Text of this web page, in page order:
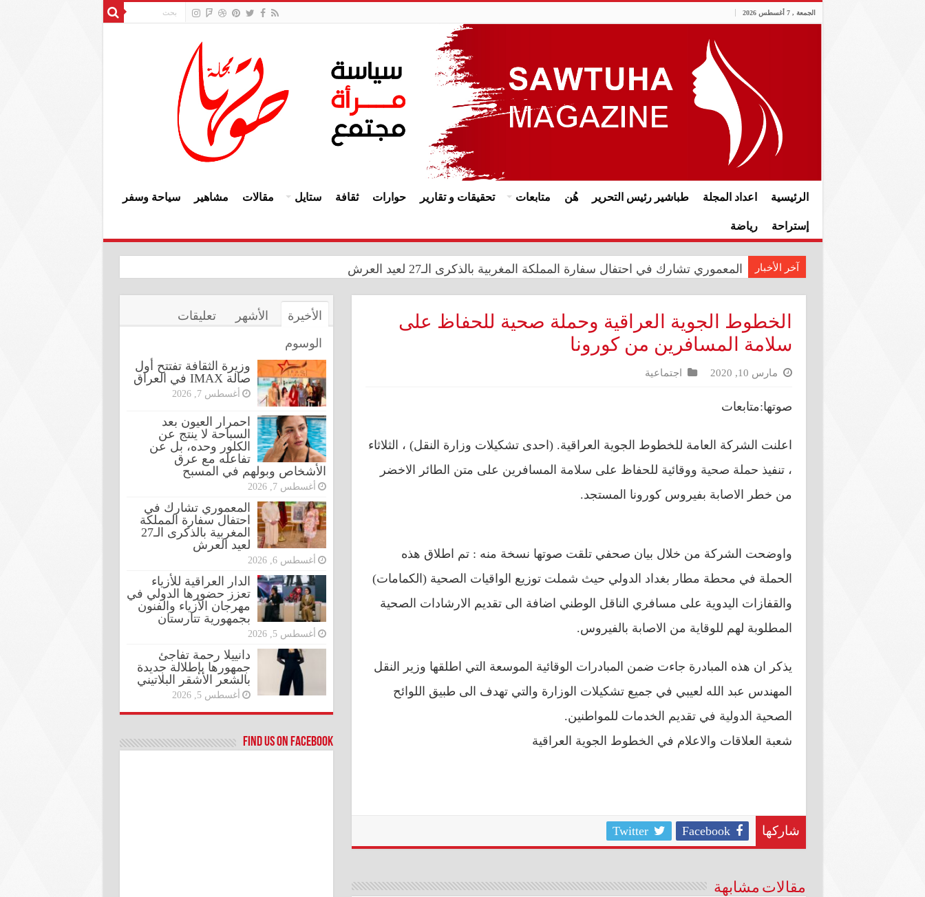
الجمعة , 7 أغسطس 2026
الرئيسية اعداد المجلة طباشير رئيس التحرير هُن متابعات تحقيقات و تقارير حوارات ثقافة ستايل مقالات مشاهير سياحة وسفر
إستراحة رياضة
آخر الأخبار المعموري تشارك في احتفال سفارة المملكة المغربية بالذكرى الـ27 لعيد العرش
الخطوط الجوية العراقية وحملة صحية للحفاظ على
سلامة المسافرين من كورونا
مارس 10, 2020 اجتماعية
صوتها:متابعات
اعلنت الشركة العامة للخطوط الجوية العراقية. (احدى تشكيلات وزارة النقل) ، الثلاثاء
، تنفيذ حملة صحية ووقائية للحفاظ على سلامة المسافرين على متن الطائر الاخضر
من خطر الاصابة بفيروس كورونا المستجد.
واوضحت الشركة من خلال بيان صحفي تلقت صوتها نسخة منه : تم اطلاق هذه
الحملة في محطة مطار بغداد الدولي حيث شملت توزيع الواقيات الصحية (الكمامات)
والقفازات اليدوية على مسافري الناقل الوطني اضافة الى تقديم الارشادات الصحية
المطلوبة لهم للوقاية من الاصابة بالفيروس.
يذكر ان هذه المبادرة جاءت ضمن المبادرات الوقائية الموسعة التي اطلقها وزير النقل
المهندس عبد الله لعيبي في جميع تشكيلات الوزارة والتي تهدف الى طبيق اللوائح
الصحية الدولية في تقديم الخدمات للمواطنين.
شعبة العلاقات والاعلام في الخطوط الجوية العراقية
شاركها Facebook
Twitter
مقالات مشابهة
الأخيرة الأشهر
تعليقات
الوسوم
وزيرة الثقافة تفتتح أول
صالة IMAX في العراق
أغسطس 7, 2026
احمرار العيون بعد
السباحة لا ينتج عن
الكلور وحده، بل عن
تفاعله مع عرق
الأشخاص وبولهم في المسبح
أغسطس 7, 2026
المعموري تشارك في
احتفال سفارة المملكة
المغربية بالذكرى الـ27
لعيد العرش
أغسطس 6, 2026
الدار العراقية للأزياء
تعزز حضورها الدولي في
مهرجان الأزياء والفنون
بجمهورية تتارستان
أغسطس 5, 2026
دانييلا رحمة تفاجئ
جمهورها بإطلالة جديدة
بالشعر الأشقر البلاتيني
أغسطس 5, 2026
Find us on Facebook